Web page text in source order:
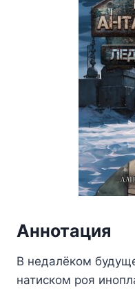
Аннотация
В недалёком
натиском роя